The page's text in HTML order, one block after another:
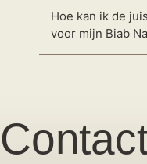
Hoe kan ik de
voor mijn Biab